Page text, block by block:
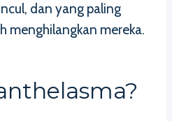
dan yang paling
menghilangkan mereka.